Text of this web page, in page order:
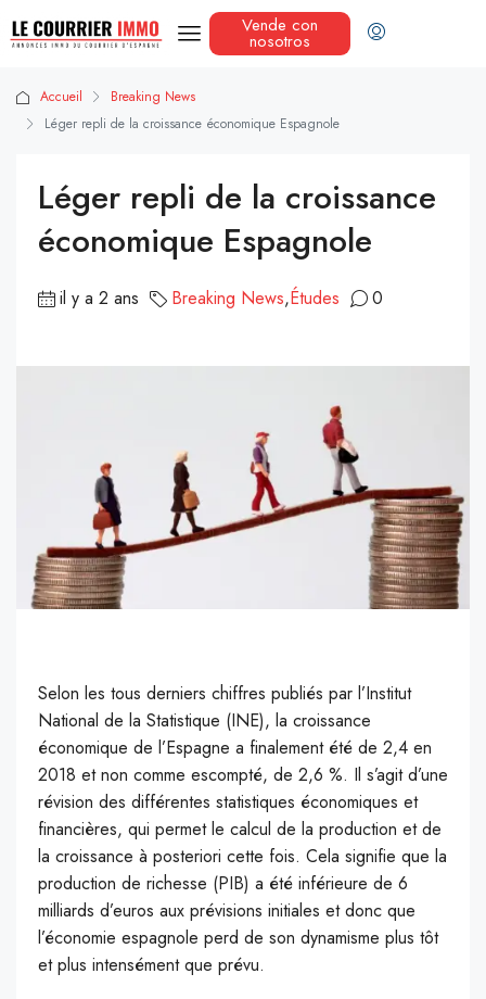
Vende con
nosotros
Accueil
Breaking News
Léger repli de la croissance économique Espagnole
Léger repli de la croissance
économique Espagnole
il y a 2 ans Breaking News,Études 0
Selon les tous derniers chiffres publiés par l’Institut
National de la Statistique (INE), la croissance
économique de l’Espagne a finalement été de 2,4 en
2018 et non comme escompté, de 2,6 %. Il s’agit d’une
révision des différentes statistiques économiques et
financières, qui permet le calcul de la production et de
la croissance à posteriori cette fois. Cela signifie que la
production de richesse (PIB) a été inférieure de 6
milliards d’euros aux prévisions initiales et donc que
l’économie espagnole perd de son dynamisme plus tôt
et plus intensément que prévu.